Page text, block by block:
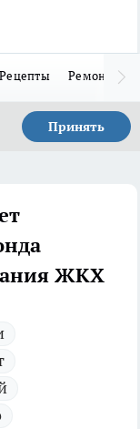
Рецепты Ремонт
Принять
ЖКХ